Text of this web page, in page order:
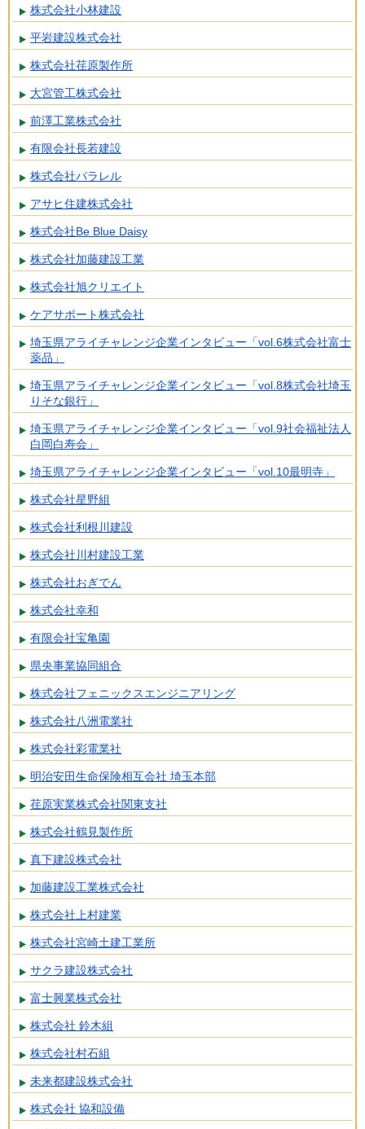
株式会社小林建設
平岩建設株式会社
株式会社荏原製作所
大宮管工株式会社
前澤工業株式会社
有限会社長若建設
株式会社パラレル
アサヒ住建株式会社
株式会社Be Blue Daisy
株式会社加藤建設工業
株式会社旭クリエイト
ケアサポート株式会社
埼玉県アライチャレンジ企業インタビュー「vol.6株式会社富士
薬品」
埼玉県アライチャレンジ企業インタビュー「vol.8株式会社埼玉
りそな銀行」
埼玉県アライチャレンジ企業インタビュー「vol.9社会福祉法人
白岡白寿会」
埼玉県アライチャレンジ企業インタビュー「vol.10最明寺」
株式会社星野組
株式会社利根川建設
株式会社川村建設工業
株式会社おぎでん
株式会社幸和
有限会社宝亀園
県央事業協同組合
株式会社フェニックスエンジニアリング
株式会社八洲電業社
株式会社彩電業社
明治安田生命保険相互会社 埼玉本部
荏原実業株式会社関東支社
株式会社鶴見製作所
真下建設株式会社
加藤建設工業株式会社
株式会社上村建業
株式会社宮崎土建工業所
サクラ建設株式会社
富士興業株式会社
株式会社 鈴木組
株式会社村石組
未来都建設株式会社
株式会社 協和設備